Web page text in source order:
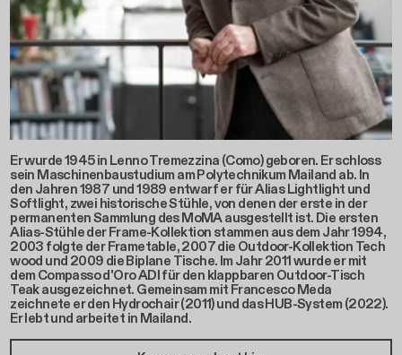
Er wurde 1945 in Lenno Tremezzina (Como) geboren. Er schloss
sein Maschinenbaustudium am Polytechnikum Mailand ab. In
den Jahren 1987 und 1989 entwarf er für Alias Lightlight und
Softlight, zwei historische Stühle, von denen der erste in der
permanenten Sammlung des MoMA ausgestellt ist. Die ersten
Alias-Stühle der Frame-Kollektion stammen aus dem Jahr 1994,
2003 folgte der Frametable, 2007 die Outdoor-Kollektion Tech
wood und 2009 die Biplane Tische. Im Jahr 2011 wurde er mit
dem Compasso d'Oro ADI für den klappbaren Outdoor-Tisch
Teak ausgezeichnet. Gemeinsam mit Francesco Meda
zeichnete er den Hydrochair (2011) und das HUB-System (2022).
Er lebt und arbeitet in Mailand.